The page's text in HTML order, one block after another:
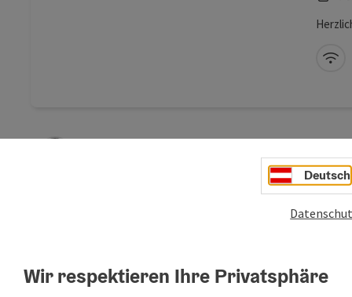
Copyright
Deutsch
Wir respektieren Ihre Privatsphäre